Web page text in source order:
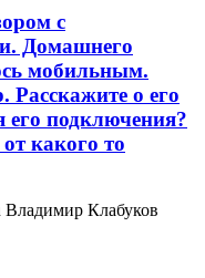
с
Домашнего
мобильным.
Расскажите о его
его подключения?
какого то
Владимир Клабуков